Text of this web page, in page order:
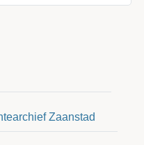
Zaanstad